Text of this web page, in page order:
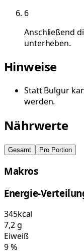
6
Anschließend
unterheben.
Hinweise
Statt Bulgur
werden.
Nährwerte
Gesamt Pro Portion
Makros
Energie-
345kcal
7,2g
Eiweiß
9%